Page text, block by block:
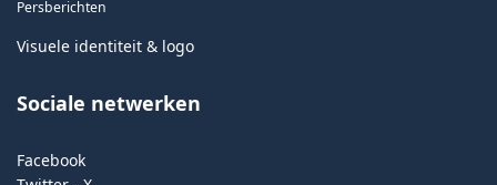
Persberichten
Visuele identiteit & logo
Sociale netwerken
Facebook